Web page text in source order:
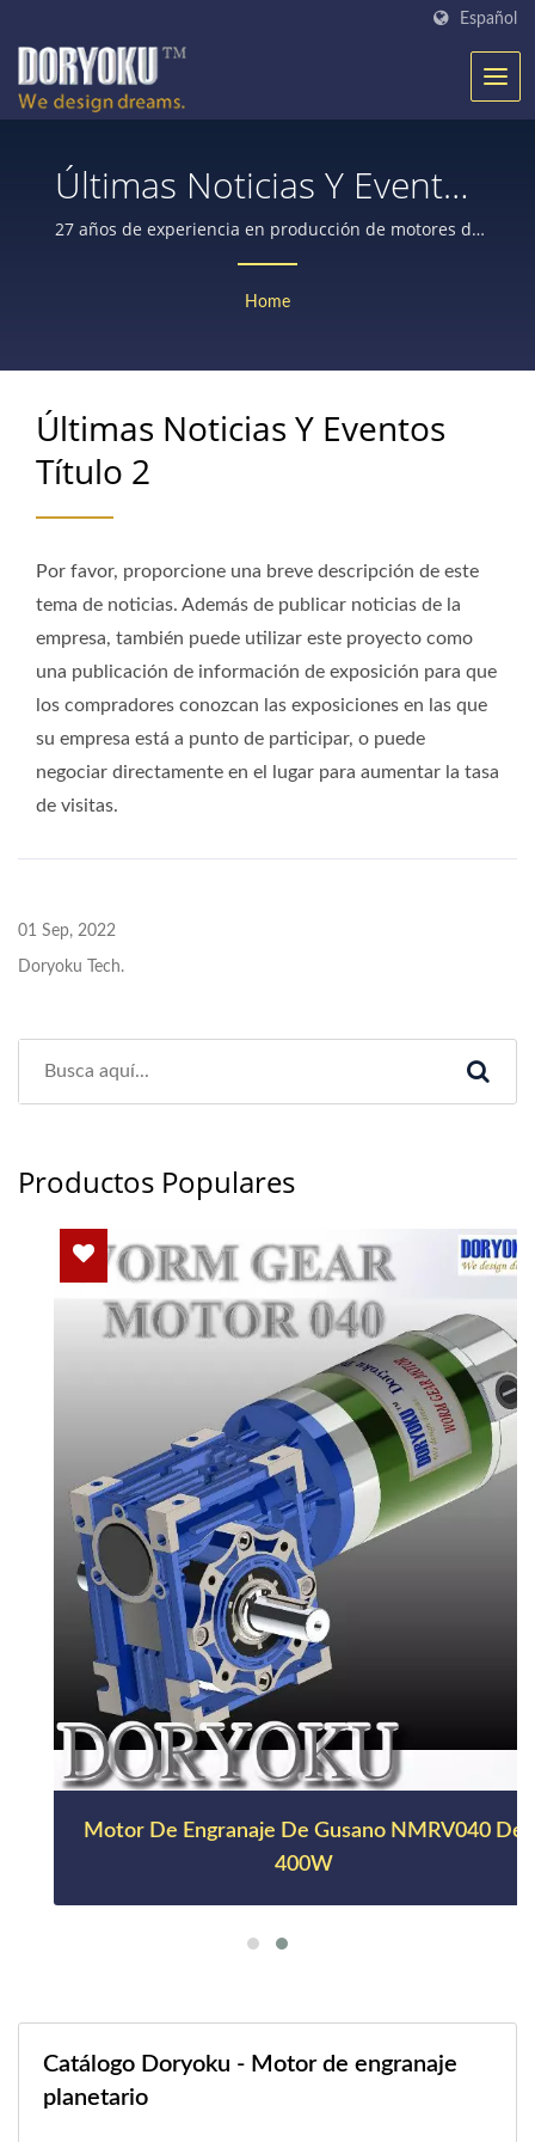
Español
Últimas Noticias Y Eventos
Título 2
27 años de experiencia en producción de motores de
engranaje de CC para equipos médicos, robots,
agrícolas, con encoder o freno, cerraduras de
Home
Últimas Noticias Y Eventos
Título 2
Por favor, proporcione una breve descripción de este
tema de noticias. Además de publicar noticias de la
empresa, también puede utilizar este proyecto como
una publicación de información de exposición para que
los compradores conozcan las exposiciones en las que
su empresa está a punto de participar, o puede
negociar directamente en el lugar para aumentar la tasa
de visitas.
01 Sep, 2022
Doryoku Tech.
Productos Populares
Motor De Engranaje De Gusano NMRV040 De
400W
Catálogo Doryoku - Motor de engranaje
planetario